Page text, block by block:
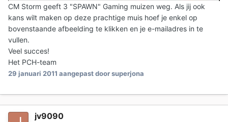
CM Storm geeft 3 "SPAWN" Gaming muizen weg. Als jij ook
kans wilt maken op deze prachtige muis hoef je enkel op
bovenstaande afbeelding te klikken en je e-mailadres in te
vullen.
Veel succes!
Het PCH-team
29 januari 2011 aangepast door superjona
jv9090